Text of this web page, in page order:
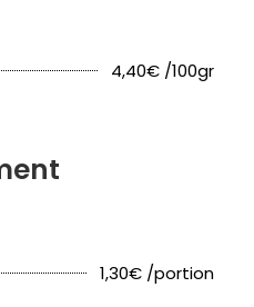
4,40€ /100gr
1,30€ /portion